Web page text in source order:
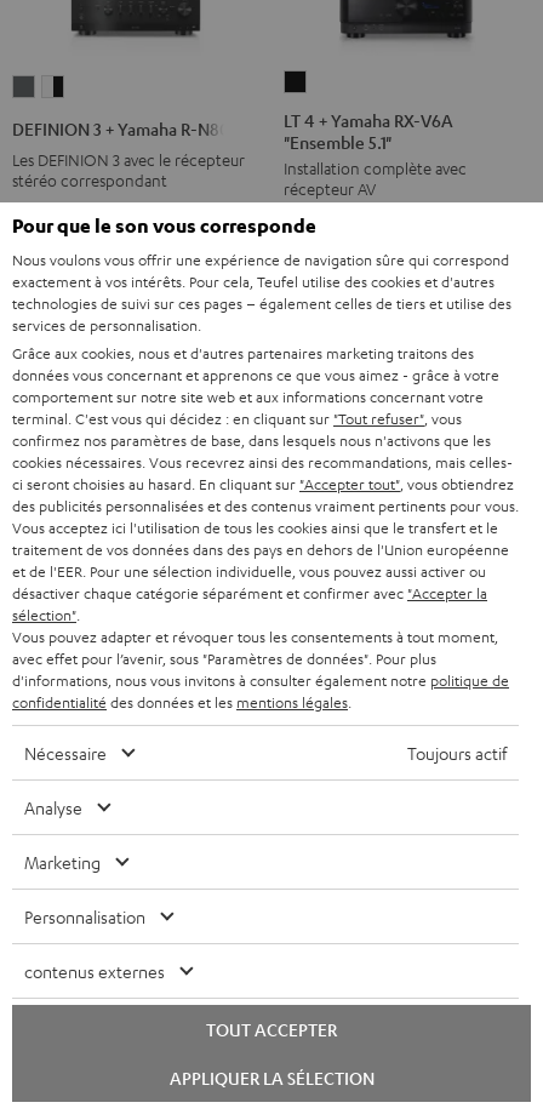
Yamaha
R-
N800A
Anthracite
Yamaha
R-
N800A
Blanc
/
Noir
DEFINION 3 + Yamaha R-N800A
Les DEFINION 3 avec le récepteur
stéréo correspondant
2.349,99€
2.049,99€Dernier prix le plus bas
2.898,99€Prix d'origine
4
+
Yamaha
RX-
V6A
"Ensemble
5.1"
Noir
LT 4 + Yamaha RX-V6A
"Ensemble 5.1"
Installation complète avec
récepteur AV
1.699,
1.499,99€Dernier prix le plus bas
2.099,99€Prix d'origine
REAL
BLUE
PRO
+
BT200
Audio
Black
REAL
BLUE
PRO
+
BT200
Audio
Sender
REAL BLUE PRO + FeinTech
BT200 Bluetooth Audio Sender
Ensemble complet pour le son TV
sans fil
NOUVEAU
349,99€
409, € Dernier prix le plus bas
98 Prix d'origine
THEATER
500
500
THEATER 500 + DENON DRA-
Avec platine et récepteur stéréo
chat
Pour que le son vous corresponde
Nous voulons vous offrir une expérience de navigation sûre qui correspond
exactement à vos intérêts. Pour cela, Teufel utilise des cookies et d'autres
technologies de suivi sur ces pages – également celles de tiers et utilise des
services de personnalisation.
Grâce aux cookies, nous et d'autres partenaires marketing traitons des
données vous concernant et apprenons ce que vous aimez - grâce à votre
comportement sur notre site web et aux informations concernant votre
terminal. C'est vous qui décidez : en cliquant sur "Tout refuser" , vous
confirmez nos paramètres de base, dans lesquels nous n'activons que les
cookies nécessaires. Vous recevrez ainsi des recommandations, mais celles-
ci seront choisies au hasard. En cliquant sur "Accepter tout" , vous obtiendrez
des publicités personnalisées et des contenus vraiment pertinents pour vous.
Vous acceptez ici l'utilisation de tous les cookies ainsi que le transfert et le
traitement de vos données dans des pays en dehors de l'Union européenne
et de l'EER. Pour une sélection individuelle, vous pouvez aussi activer ou
désactiver chaque catégorie séparément et confirmer avec "Accepter la
sélection"
Vous pouvez adapter et révoquer tous les consentements à tout moment,
avec effet pour l’avenir, sous "Paramètres de données". Pour plus
d'informations, nous vous invitons à consulter également notre politique de
confidentialité des données et les mentions légales
Nécessaire Toujours actif
Analyse
Marketing
Personnalisation
contenus externes
TOUT ACCEPTER
APPLIQUER LA SÉLECTION